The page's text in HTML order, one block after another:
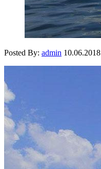
Posted By: admin 10.06.2018